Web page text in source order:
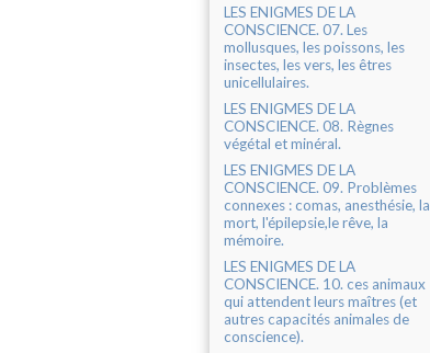
LES ENIGMES DE LA
CONSCIENCE. 07. Les
mollusques, les poissons, les
insectes, les vers, les êtres
unicellulaires.
LES ENIGMES DE LA
CONSCIENCE. 08. Règnes
végétal et minéral.
LES ENIGMES DE LA
CONSCIENCE. 09. Problèmes
connexes : comas, anesthésie, la
mort, l'épilepsie,le rêve, la
mémoire.
LES ENIGMES DE LA
CONSCIENCE. 10. ces animaux
qui attendent leurs maîtres (et
autres capacités animales de
conscience).